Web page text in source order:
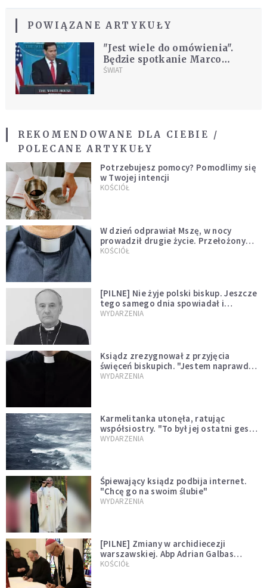
POWIĄZANE ARTYKUŁY
"Jest wiele do omówienia".
Będzie spotkanie Marco
Rubio z Leonem XIV
ŚWIAT
REKOMENDOWANE DLA CIEBIE /
POLECANE ARTYKUŁY
Potrzebujesz pomocy? Pomodlimy się
w Twojej intencji
KOŚCIÓŁ
W dzień odprawiał Mszę, w nocy
prowadził drugie życie. Przełożony
kazał mu opuścić zakon
KOŚCIÓŁ
[PILNE] Nie żyje polski biskup. Jeszcze
tego samego dnia spowiadał i
sprawował Mszę świętą
WYDARZENIA
Ksiądz zrezygnował z przyjęcia
święceń biskupich. "Jestem naprawdę
niegodny"
WYDARZENIA
Karmelitanka utonęła, ratując
współsiostry. "To był jej ostatni gest
miłości"
WYDARZENIA
Śpiewający ksiądz podbija internet.
"Chcę go na swoim ślubie"
WYDARZENIA
[PILNE] Zmiany w archidiecezji
warszawskiej. Abp Adrian Galbas
wręczył dekrety nowym proboszczom
KOŚCIÓŁ